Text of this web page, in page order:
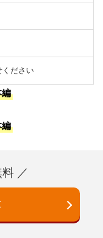
ください
編
編
料 ／